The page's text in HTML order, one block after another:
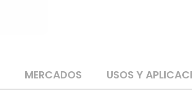
MERCADOS USOS Y